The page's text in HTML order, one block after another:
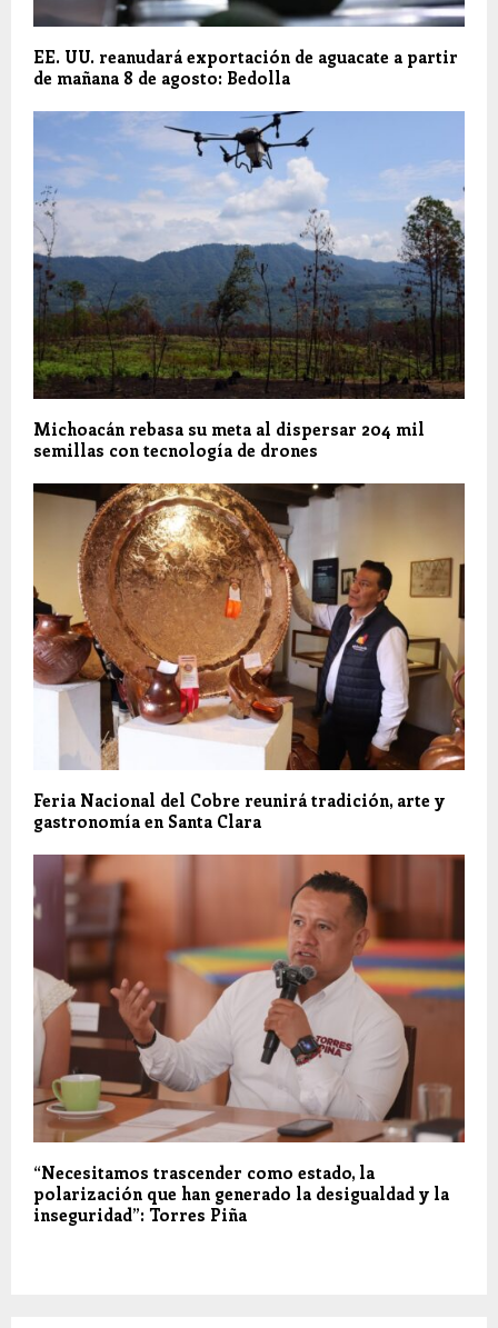
EE. UU. reanudará exportación de aguacate a partir
de mañana 8 de agosto: Bedolla
Michoacán rebasa su meta al dispersar 204 mil
semillas con tecnología de drones
Feria Nacional del Cobre reunirá tradición, arte y
gastronomía en Santa Clara
“Necesitamos trascender como estado, la
polarización que han generado la desigualdad y la
inseguridad”: Torres Piña